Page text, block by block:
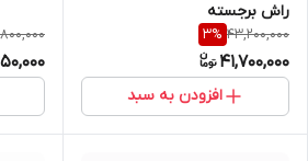
راش برجسته
43,200,000
3%
41,700,000
افزودن به سبد